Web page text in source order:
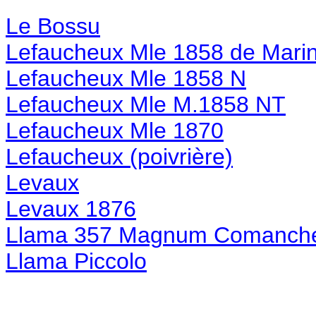
Le Bossu
Lefaucheux Mle 1858 de
Lefaucheux Mle 1858 N
Lefaucheux Mle M.1858 NT
Lefaucheux Mle 1870
Lefaucheux (poivrière)
Levaux
Levaux 1876
Llama 357 Magnum
Llama Piccolo